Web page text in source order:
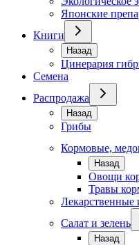
Японские
Книги
Назад
Цинерария
Семена
Распродажа
Назад
Грибы
Кормовые,
Назад
Овощи
Травы
Лекарственные
Салат и зелень
Назад